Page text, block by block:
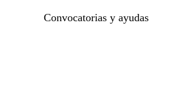
Convocatorias y ayudas